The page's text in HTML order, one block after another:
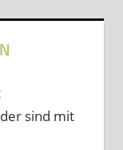
sind mit